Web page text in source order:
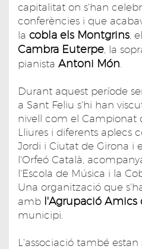
capitalitat on s'han
conferències i que
la cobla els Montgrins ,
Cambra Euterpe , la
pianista Antoni Món
Durant aquest període
a Sant Feliu s'hi han
nivell com el Campionat
Lliures i diferents aplecs
Jordi i Ciutat de Girona i
l'Orfeó Català,
l'Escola de Música i la
Una organització que
amb l'Agrupació Amics
municipi.
L'associació també